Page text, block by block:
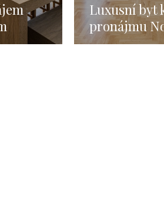
Luxusní byt
pronájmu
Město -